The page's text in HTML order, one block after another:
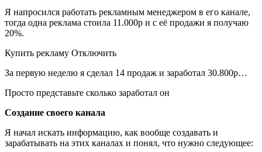
Я напросился работать рекламным менеджером в его канале,
тогда одна реклама стоила 11.000р и с её продажи я получаю
20%.
Купить рекламу Отключить
За первую неделю я сделал 14 продаж и заработал 30.800р…
Просто представьте сколько заработал он
Создание своего канала
Я начал искать информацию, как вообще создавать и
зарабатывать на этих каналах и понял, что нужно следующее: